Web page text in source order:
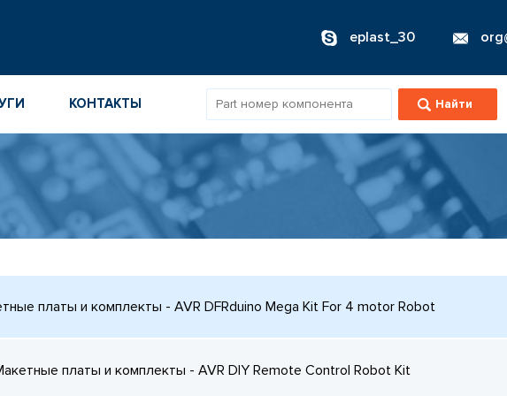
eplast_30
КОНТАКТЫ
платы и комплекты - AVR DFRduino Mega Kit For 4 motor Robot
платы и комплекты - AVR DIY Remote Control Robot Kit